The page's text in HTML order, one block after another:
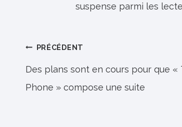
suspense parmi les
Navigation
de
l’article
PRÉCÉDENT
Des plans sont en cours pour que «
Phone » compose une suite